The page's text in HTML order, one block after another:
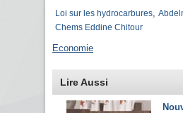
Loi sur les hydrocarbures
Chems Eddine Chitour
Economie
Lire Aussi